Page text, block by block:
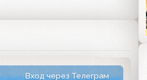
Вход через Телеграм